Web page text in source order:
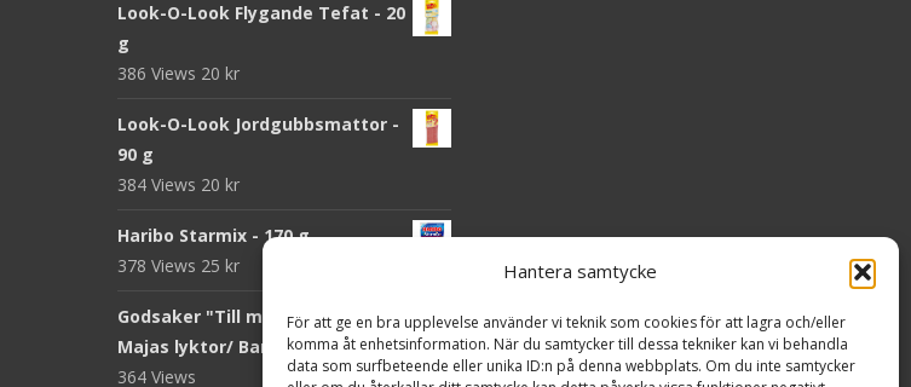
Hantera samtycke
För att ge en bra upplevelse använder vi teknik som cookies för att lagra och/eller
komma åt enhetsinformation. När du samtycker till dessa tekniker kan vi behandla
data som surfbeteende eller unika ID:n på denna webbplats. Om du inte samtycker
Look-O-Look Flygande Tefat - 20
g
386 Views 20 kr
Look-O-Look Jordgubbsmattor -
90 g
384 Views 20 kr
Haribo Starmix - 170 g
378 Views 25 kr
Godsaker "Till mitt hjärta" -
Majas lyktor/ Barncancerfonden
364 Views